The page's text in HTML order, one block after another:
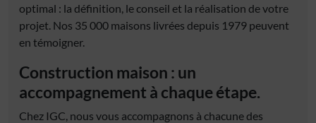
optimal : la définition, le conseil et la réalisation de votre
projet. Nos 35 000 maisons livrées depuis 1979 peuvent
en témoigner.
Construction maison : un
accompagnement à chaque étape.
Chez IGC, nous vous accompagnons à chacune des